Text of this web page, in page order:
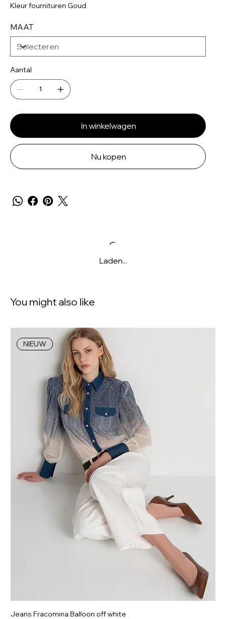
Kleur fournituren Goud
MAAT
Aantal
In winkelwagen
Nu kopen
Laden...
You might also like
NIEUW
Jeans Fracomina Balloon off white